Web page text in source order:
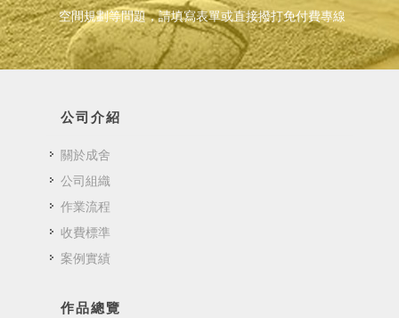
空間規劃等問題，請填寫表單或直接撥打免付費專線
公司介紹
關於成舍
公司組織
作業流程
收費標準
案例實績
作品總覽